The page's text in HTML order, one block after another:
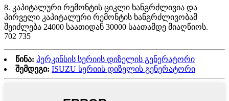
8. კაპიტალური რემონტის ციკლი ხანგრძლივია და
პირველი კაპიტალური რემონტის ხანგრძლივობამ
შეიძლება 24000 საათიდან 30000 საათამდე მიაღწიოს.
702 735
წინა: პერკინსის სერიის დიზელის გენერატორი
შემდეგი: ISUZU სერიის დიზელის გენერატორი